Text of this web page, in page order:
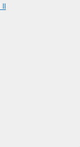
II